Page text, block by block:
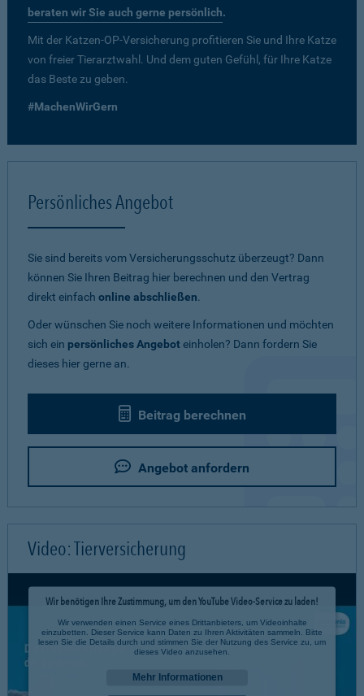
beraten wir Sie auch gerne persönlich.
Mit der Katzen-OP-Versicherung profitieren Sie und Ihre Katze
von freier Tierarztwahl. Und dem guten Gefühl, für Ihre Katze
das Beste zu geben.
#MachenWirGern
Persönliches Angebot
Sie sind bereits vom Versicherungsschutz überzeugt? Dann
können Sie Ihren Beitrag hier berechnen und den Vertrag
direkt einfach online abschließen.
Oder wünschen Sie noch weitere Informationen und möchten
sich ein persönliches Angeboteinholen? Dann fordern Sie
dieses hier gerne an.
Beitrag berechnen
Angebot anfordern
Video: Tierversicherung
Wir benötigen Ihre Zustimmung, um den YouTube Video-Service zu laden!
Wir verwenden einen Service eines Drittanbieters, um Videoinhalte
einzubetten. Dieser Service kann Daten zu Ihren Aktivitäten sammeln. Bitte
lesen Sie die Details durch und stimmen Sie der Nutzung des Service zu, um
dieses Video anzusehen.
Mehr Informationen